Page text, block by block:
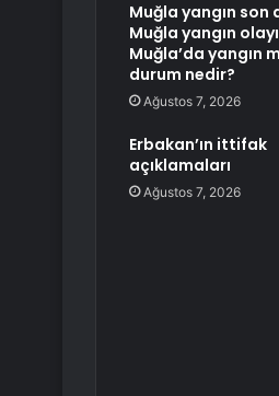
Muğla yangın son
Muğla yangın
Muğla’da yangın
durum nedir?
Ağustos 7, 2026
Erbakan’ın ittifak
açıklamaları
Ağustos 7, 2026